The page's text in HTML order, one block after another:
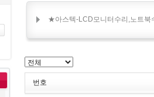
★아스텍-LCD모니터수리,노트북
번호